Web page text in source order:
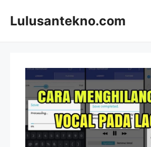
Lulusantekno.com